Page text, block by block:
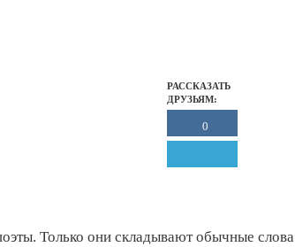
РАССКАЗАТЬ
ДРУЗЬЯМ:
0
Только они складывают обычные слова